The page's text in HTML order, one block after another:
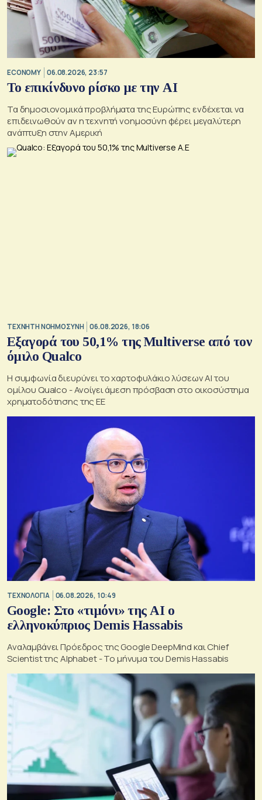
ECONOMY 06.08.2026, 23:57
Το επικίνδυνο ρίσκο με την ΑΙ
Τα δημοσιονομικά προβλήματα της Ευρώπης ενδέχεται να
επιδεινωθούν αν η τεχνητή νοημοσύνη φέρει μεγαλύτερη
ανάπτυξη στην Αμερική
TΕΧΝΗΤΗ ΝΟΗΜΟΣΥΝΗ 06.08.2026, 18:06
Εξαγορά του 50,1% της Multiverse από τον
όμιλο Qualco
Η συμφωνία διευρύνει το χαρτοφυλάκιο λύσεων ΑΙ του
ομίλου Qualco - Ανοίγει άμεση πρόσβαση στο οικοσύστημα
χρηματοδότησης της ΕΕ
ΤΕΧΝΟΛΟΓΙΑ 06.08.2026, 10:49
Google: Στο «τιμόνι» της AI ο
ελληνοκύπριος Demis Hassabis
Αναλαμβάνει Πρόεδρος της Google DeepMind και Chief
Scientist της Alphabet - Το μήνυμα του Demis Hassabis